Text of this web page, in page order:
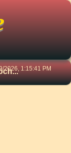
2026, 1:15:41 PM